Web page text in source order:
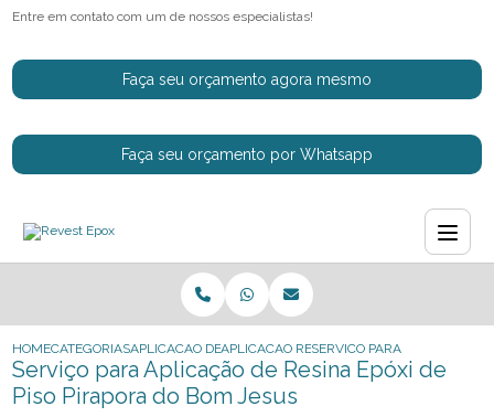
Entre em contato com um de nossos especialistas!
Faça seu orçamento agora mesmo
Faça seu orçamento por Whatsapp
HOMECATEGORIASAPLICACAO DE RESINAS EPOXI
APLICACAO RESINA EPOXI CINZA
SERVICO PARA APLICACAO
Serviço para Aplicação de Resina Epóxi de
Piso Pirapora do Bom Jesus